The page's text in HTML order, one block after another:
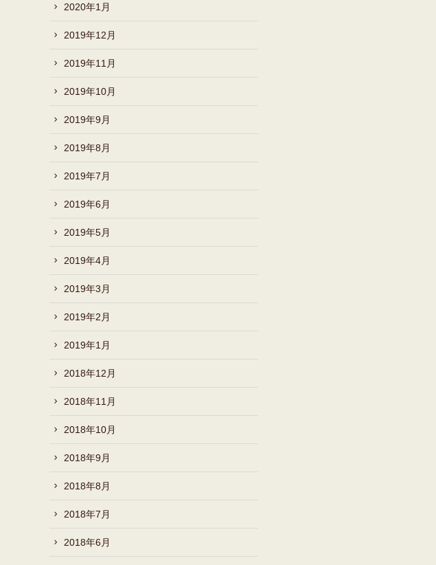
2020年1月
2019年12月
2019年11月
2019年10月
2019年9月
2019年8月
2019年7月
2019年6月
2019年5月
2019年4月
2019年3月
2019年2月
2019年1月
2018年12月
2018年11月
2018年10月
2018年9月
2018年8月
2018年7月
2018年6月